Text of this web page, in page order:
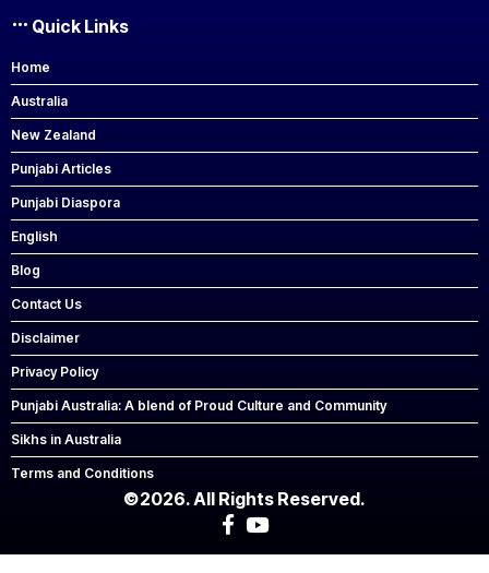
Quick Links
Home
Australia
New Zealand
Punjabi Articles
Punjabi Diaspora
English
Blog
Contact Us
Disclaimer
Privacy Policy
Punjabi Australia: A blend of Proud Culture and Community
Sikhs in Australia
Terms and Conditions
©2026. All Rights Reserved.